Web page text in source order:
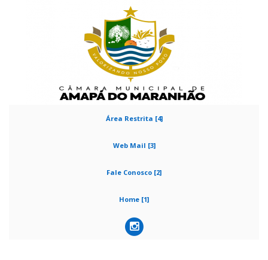
Área Restrita [4]
Web Mail [3]
Fale Conosco [2]
Home [1]